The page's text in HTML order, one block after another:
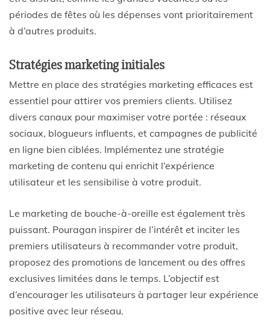
périodes de fêtes où les dépenses vont prioritairement
à d’autres produits.
Stratégies marketing initiales
Mettre en place des stratégies marketing efficaces est
essentiel pour attirer vos premiers clients. Utilisez
divers canaux pour maximiser votre portée : réseaux
sociaux, blogueurs influents, et campagnes de publicité
en ligne bien ciblées. Implémentez une stratégie
marketing de contenu qui enrichit l’expérience
utilisateur et les sensibilise à votre produit.
Le marketing de bouche-à-oreille est également très
puissant. Pouragan inspirer de l’intérêt et inciter les
premiers utilisateurs à recommander votre produit,
proposez des promotions de lancement ou des offres
exclusives limitées dans le temps. L’objectif est
d’encourager les utilisateurs à partager leur expérience
positive avec leur réseau.